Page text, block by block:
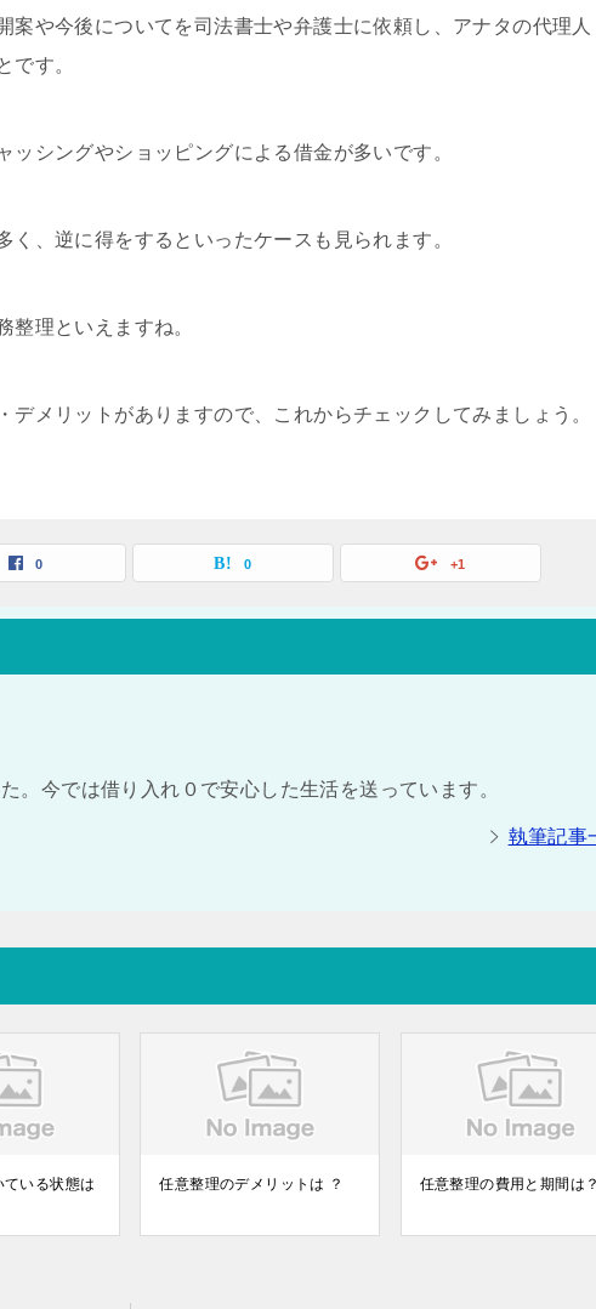
案や今後についてを司法書士や弁護士に依頼し、アナタの代理人
です。
シングやショッピングによる借金が多いです。
、逆に得をするといったケースも見られます。
整理といえますね。
デメリットがありますので、これからチェックしてみましょう。
0 0 +1
。今では借り入れ０で安心した生活を送っています。
執筆記事
いる状態は
任意整理のデメリットは ？ 任意整理の費用と期間は